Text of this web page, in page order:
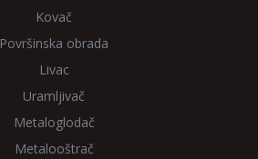
Kovač
Površinska obrada
Livac
Uramljivač
Metaloglodač
Metalooštrač